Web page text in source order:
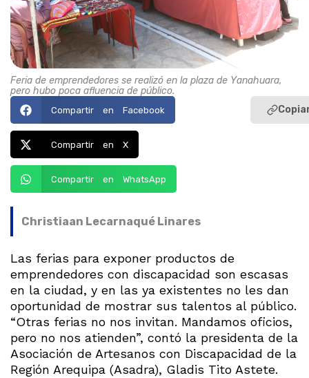
Feria de emprendedores se realizó en la plaza de Yanahuara,
pero hubo poca afluencia de público.
Compartir en Facebook
Compartir en X
Compartir en WhatsApp
Christiaan Lecarnaqué Linares
Las ferias para exponer productos de
emprendedores con discapacidad son escasas
en la ciudad, y en las ya existentes no les dan
oportunidad de mostrar sus talentos al público.
“Otras ferias no nos invitan. Mandamos oficios,
pero no nos atienden”, contó la presidenta de la
Asociación de Artesanos con Discapacidad de la
Región Arequipa (Asadra), Gladis Tito Astete.